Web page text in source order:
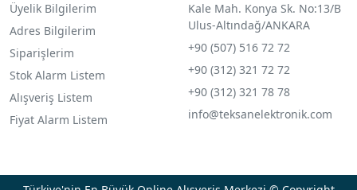
Üyelik Bilgilerim
Adres Bilgilerim
Siparişlerim
Stok Alarm Listem
Alışveriş Listem
Fiyat Alarm Listem
Kale Mah. Konya Sk. No:13/B
Ulus-Altındağ/ANKARA
+90 (507) 516 72 72
+90 (312) 321 72 72
+90 (312) 321 78 78
info@teksanelektronik.com